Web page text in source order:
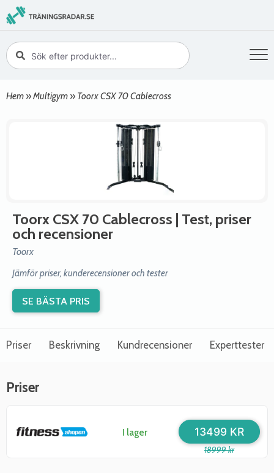
Hem »Multigym » Toorx CSX 70 Cablecross
Toorx CSX 70 Cablecross | Test, priser
och recensioner
Toorx
Jämför priser, kunderecensioner och tester
SE BÄSTA PRIS
Priser Beskrivning Kundrecensioner Experttester
Priser
I lager
18999 kr
13499 KR